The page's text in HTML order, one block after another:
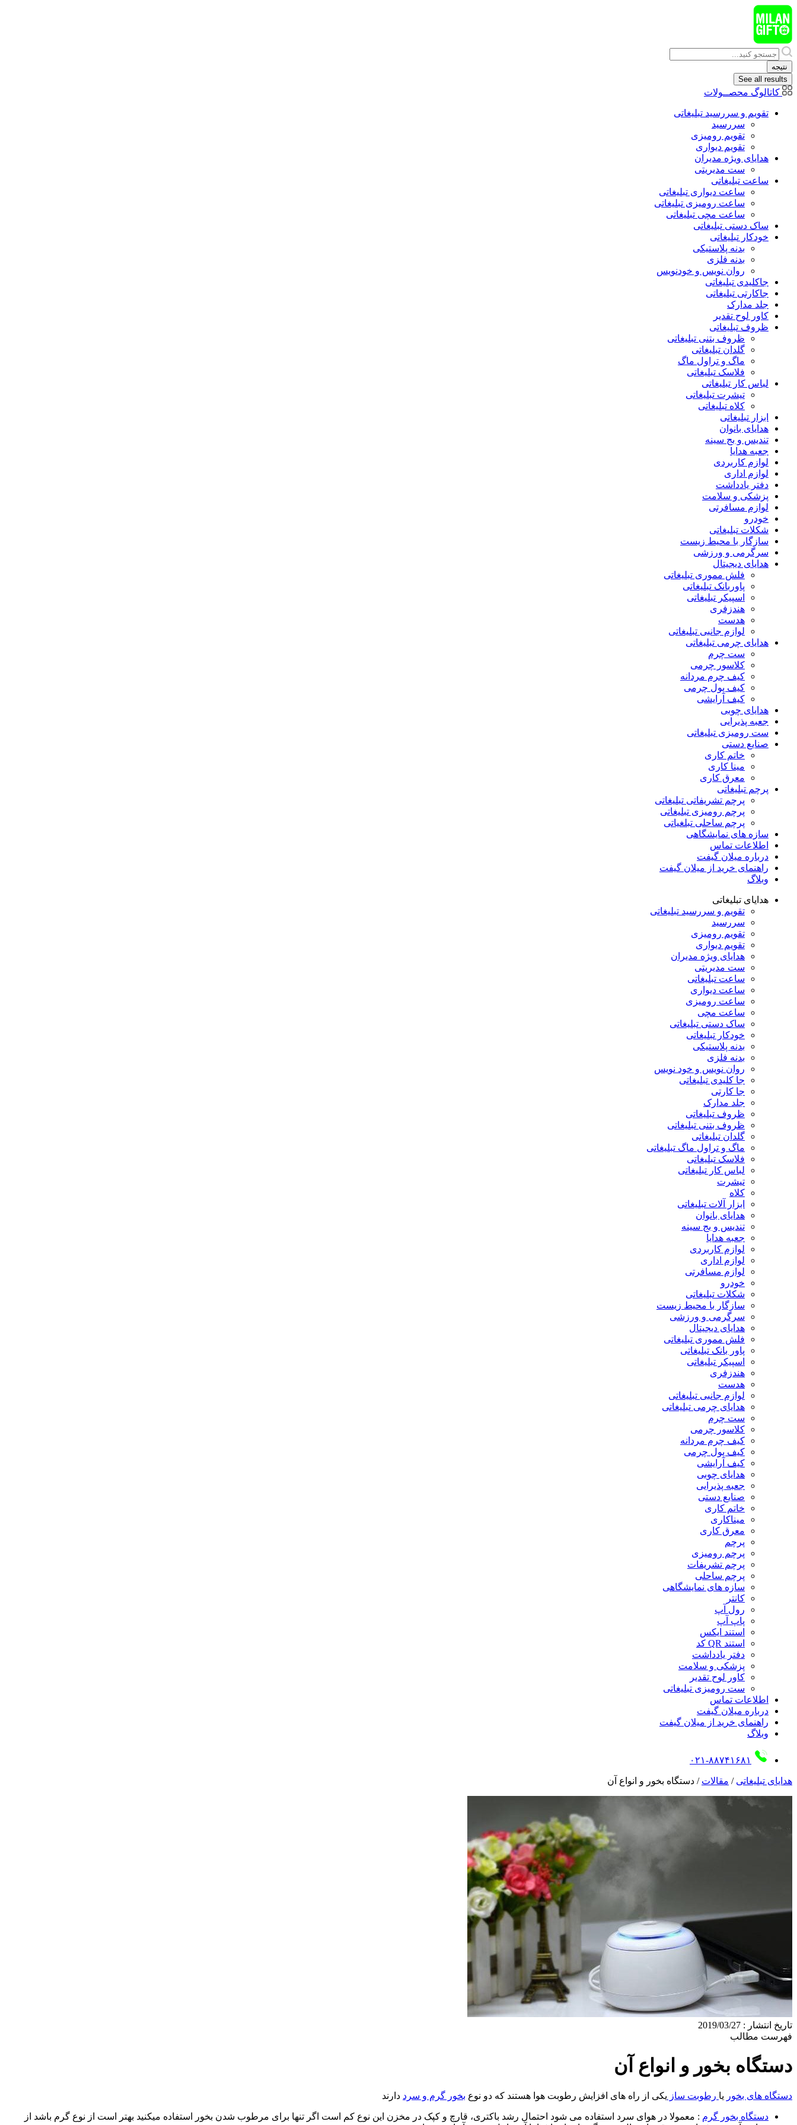
پرش
به
محتوا
Search
...
نتیجه
See all results
کاتالوگ محصــولات
تقویم و سررسید تبلیغاتی
سررسید
تقویم رومیزی
تقویم دیواری
هدایای ويژه مدیران
ست مدیریتی
ساعت تبلیغاتی
ساعت دیواری تبلیغاتی
ساعت رومیزی تبلیغاتی
ساعت مچی تبلیغاتی
ساک دستی تبلیغاتی
خودکار تبلیغاتی
بدنه پلاستیکی
بدنه فلزی
روان نویس و خودنویس
جاکلیدی تبلیغاتی
جاکارتی تبلیغاتی
جلد مدارک
کاور لوح تقدیر
ظروف تبلیغاتی
ظروف بتنی تبلیغاتی
گلدان تبلیغاتی
ماگ و تراول ماگ
فلاسک تبلیغاتی
لباس کار تبلیغاتی
تیشرت تبلیغاتی
کلاه تبلیغاتی
ابزار تبلیغاتی
هدایای بانوان
تندیس و بج سینه
جعبه هدایا
لوازم کاربردی
لوازم اداری
دفتر یادداشت
پزشکی و سلامت
لوازم مسافرتی
خودرو
شکلات تبلیغاتی
سازگار با محیط زیست
سرگرمی و ورزشی
هدایای دیجیتال
فلش مموری تبلیغاتی
پاوربانک تبلیغاتی
اسپیکر تبلیغاتی
هندزفری
هدست
لوازم جانبی تبلیغاتی
هدایای چرمی تبلیغاتی
ست چرم
کلاسور چرمی
کیف چرم مردانه
کیف پول چرمی
کیف آرایشی
هدایای چوبی
جعبه پذیرایی
ست رومیزی تبلیغاتی
صنایع دستی
خاتم کاری
مینا کاری
معرق کاری
پرچم تبلیغاتی
پرچم تشریفاتی تبلیغاتی
پرچم رومیزی تبلیغاتی
پرچم ساحلی تبلغیاتی
سازه های نمایشگاهی
اطلاعات تماس
درباره میلان گیفت
راهنمای خرید از میلان گیفت
وبلاگ
هدایای تبلیغاتی
تقویم و سررسید تبلیغاتی
سررسید
تقویم رومیزی
تقویم دیواری
هدایای ویژه مدیران
ست مدیریتی
ساعت تبلیغاتی
ساعت دیواری
ساعت رومیزی
ساعت مچی
ساک دستی تبلیغاتی
خودکار تبلیغاتی
بدنه پلاستیکی
بدنه فلزی
روان نویس و خود نویس
جا کلیدی تبلیغاتی
جا کارتی
جلد مدارک
ظروف تبلیغاتی
ظروف بتنی تبلیغاتی
گلدان تبلیغاتی
ماگ و تراول ماگ تبلیغاتی
فلاسک تبلیغاتی
لباس کار تبلیغاتی
تیشرت
کلاه
ابزار آلات تبلیغاتی
هدایای بانوان
تندیس و بج سینه
جعبه هدایا
لوازم کاربردی
لوازم اداری
لوازم مسافرتی
خودرو
شکلات تبلیغاتی
سازگار با محیط زیست
سرگرمی و ورزشی
هدایای دیجیتال
فلش مموری تبلیغاتی
پاور بانک تبلیغاتی
اسپیکر تبلیغاتی
هندزفری
هدست
لوازم جانبی تبلیغاتی
هدایای چرمی تبلیغاتی
ست چرم
کلاسور چرمی
کیف چرم مردانه
کیف پول چرمی
کیف آرایشی
هدایای چوبی
جعبه پذیرایی
صنایع دستی
خاتم کاری
میناکاری
معرق کاری
پرچم
پرچم رومیزی
پرچم تشریفات
پرچم ساحلی
سازه های نمایشگاهی
کانتر
رول آپ
پاپ آپ
استند ایکس
استند QR کد
دفتر یادداشت
پزشکی و سلامت
کاور لوح تقدیر
ست رومیزی تبلیغاتی
اطلاعات تماس
درباره میلان گیفت
راهنمای خرید از میلان گیفت
وبلاگ
۰۲۱-۸۸۷۴۱۶۸۱
هدایای تبلیغاتی / مقالات / دستگاه بخور و انواع آن
تاریخ انتشار : 2019/03/27
فهرست مطالب
دستگاه بخور و انواع آن
دستگاه های بخور یا رطوبت ساز یکی از راه های افزایش رطوبت هوا هستند که دو نوع بخور گرم و سرد دارند
دستگاه بخور گرم : معمولا در هوای سرد استفاده می شود احتمال رشد باکتری، قارچ و کپک در مخزن این نوع کم است اگر تنها برای مرطوب شدن بخور استفاده میکنید بهتر است از نوع گرم باشد از